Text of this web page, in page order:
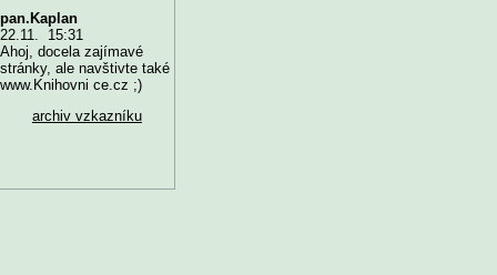
pan.Kaplan
22.11. 15:31
Ahoj, docela zajímavé
stránky, ale navštivte také
www.Knihovni ce.cz ;)
archiv vzkazníku